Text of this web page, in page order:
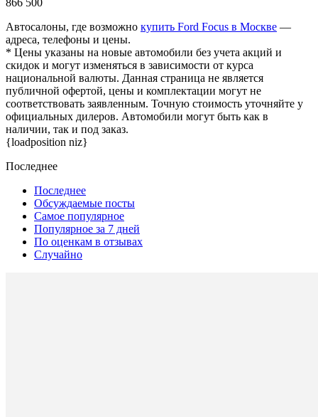
Автосалоны, где возможно купить Ford Focus в Москве —
адреса, телефоны и цены.
* Цены указаны на новые автомобили без учета акций и
скидок и могут изменяться в зависимости от курса
национальной валюты. Данная страница не является
публичной офертой, цены и комплектации могут не
соответствовать заявленным. Точную стоимость уточняйте у
официальных дилеров. Автомобили могут быть как в
наличии, так и под заказ.
{loadposition niz}
Последнее
Последнее
Обсуждаемые посты
Самое популярное
Популярное за 7 дней
По оценкам в отзывах
Случайно